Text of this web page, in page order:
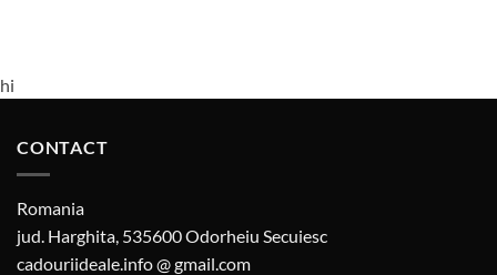
hi
CONTACT
Romania
jud. Harghita, 535600 Odorheiu Secuiesc
cadouriideale.info @ gmail.com